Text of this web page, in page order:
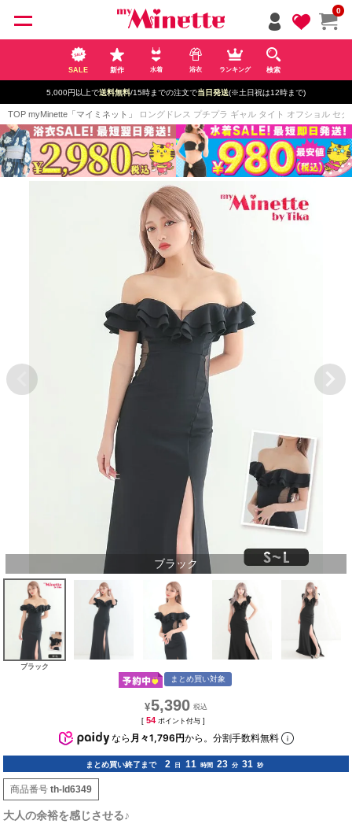
0
SALE 新作 水着 浴衣 ランキング 検索
5,000円以上で送料無料/15時までの注文で当日発送(※土日祝は12時まで)
TOP myMinette「マイミネット」 ロングドレス プチプラ ギャル タイト オフショル セ
ブラック
ブラック
まとめ買い対象
¥5,390
[ 54 ポイント付与 ]
なら 月々1,796円から。分割手数料無料
まとめ買い終了まで 2 日 11 時間 23 分 30 秒
商品番号 th-ld6349
大人の余裕を感じさせる♪
ペー
ジト
ップ